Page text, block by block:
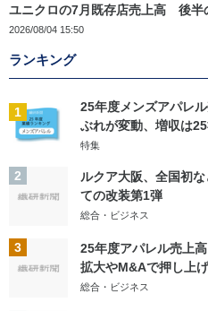
ユニクロの7月既存店売上高 後
2026/08/04 15:50
ランキング
1
25年度メンズアパレ
ぶれが変動、増収は
特集
2
ルクア大阪、全国初
ての改装第1弾
総合・ビジネス
3
25年度アパレル売上
拡大やM&Aで押し上げ
総合・ビジネス